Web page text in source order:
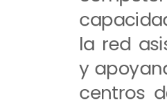
la red
y
centros